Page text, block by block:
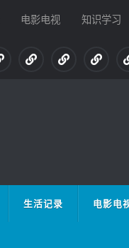
电影电视 知识学习
生活记录 电影电